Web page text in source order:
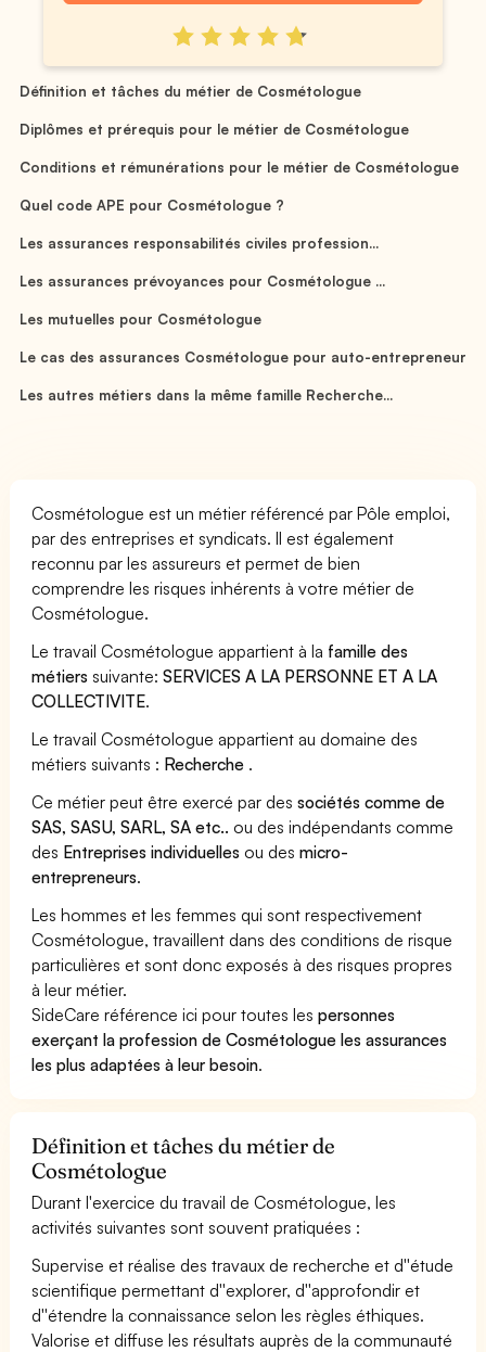
Définition et tâches du métier de Cosmétologue
Diplômes et prérequis pour le métier de Cosmétologue
Conditions et rémunérations pour le métier de Cosmétologue
Quel code APE pour Cosmétologue ?
Les assurances responsabilités civiles profession...
Les assurances prévoyances pour Cosmétologue ...
Les mutuelles pour Cosmétologue
Le cas des assurances Cosmétologue pour auto-entrepreneur
Les autres métiers dans la même famille Recherche...
Cosmétologue est un métier référencé par Pôle emploi,
par des entreprises et syndicats. Il est également
reconnu par les assureurs et permet de bien
comprendre les risques inhérents à votre métier de
Cosmétologue.
Le travail Cosmétologue appartient à la famille des
métiers suivante:SERVICES A LA PERSONNE ET A LA
COLLECTIVITE.
Le travail Cosmétologue appartient au domaine des
métiers suivants : Recherche .
Ce métier peut être exercé par dessociétés comme de
SAS, SASU, SARL, SA etc.. ou des indépendants comme
des Entreprises individuelles ou desmicro-
entrepreneurs.
Les hommes et les femmes qui sont respectivement
Cosmétologue, travaillent dans des conditions de risque
particulières et sont donc exposés à des risques propres
à leur métier.
SideCare référence ici pour toutes lespersonnes
exerçant la profession de Cosmétologue les assurances
les plus adaptées à leur besoin.
Définition et tâches du métier de
Cosmétologue
Durant l'exercice du travail de Cosmétologue, les
activités suivantes sont souvent pratiquées :
Supervise et réalise des travaux de recherche et d''étude
scientifique permettant d''explorer, d''approfondir et
d''étendre la connaissance selon les règles éthiques.
Valorise et diffuse les résultats auprès de la communauté